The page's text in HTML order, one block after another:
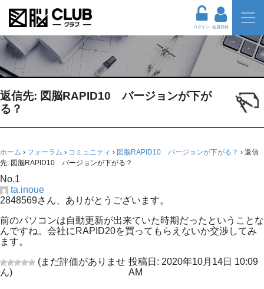
ログイン 会員登録
返信先: 図脳RAPID10 バージョンが下が
る？
ホーム › フォーラム › コミュニティ › 図脳RAPID10 バージョンが下がる？ › 返信
先: 図脳RAPID10 バージョンが下がる？
No.1
ta.inoue
2848569さん、ありがとうございます。
前のパソコンは自動更新が出来ていた時期だったということな
んですね。会社にRAPID20を買ってもらえないか交渉してみ
ます。
(まだ評価がありませ
ん)
投稿日: 2020年10月14日 10:09
AM